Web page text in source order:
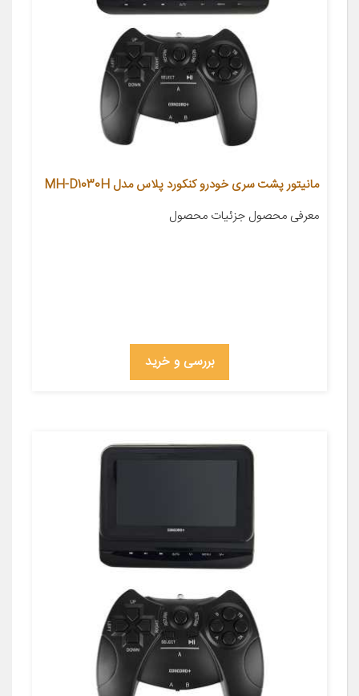
مانیتور پشت سری خودرو کنکورد پلاس مدل MH-D1030H
معرفی محصول جزئیات محصول
بررسی و خرید